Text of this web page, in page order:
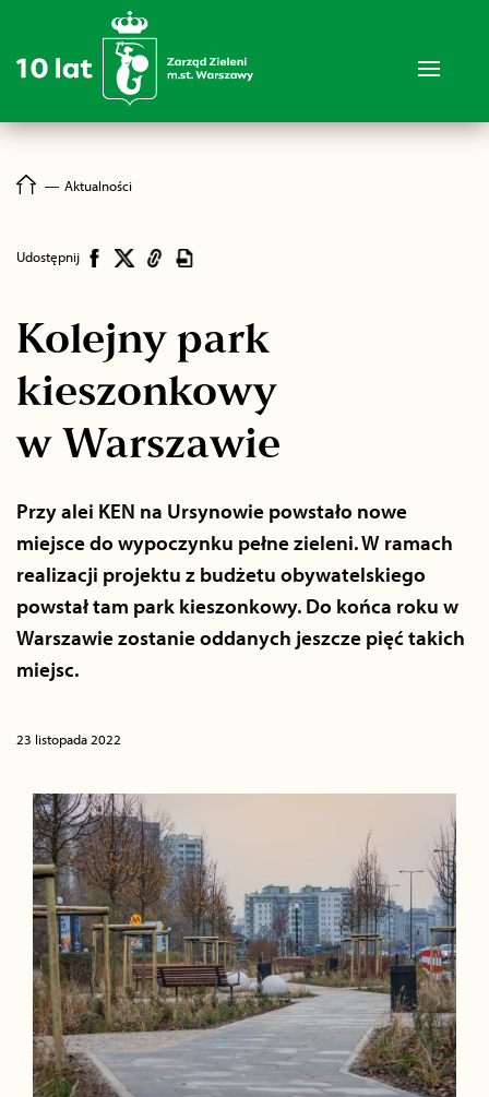
― Aktualności
Udostępnij
Kolejny park
kieszonkowy
w Warszawie
Przy alei KEN na Ursynowie powstało nowe
miejsce do wypoczynku pełne zieleni. W ramach
realizacji projektu z budżetu obywatelskiego
powstał tam park kieszonkowy. Do końca roku w
Warszawie zostanie oddanych jeszcze pięć takich
miejsc.
23 listopada 2022